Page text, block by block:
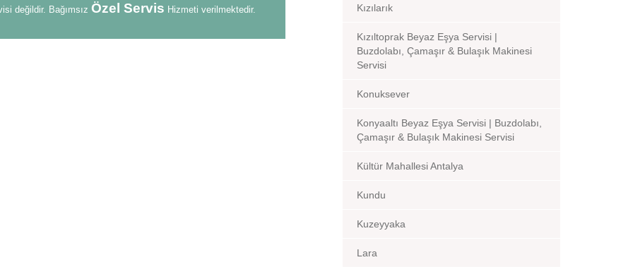
değildir. Bağımsız Özel Servis Hizmeti verilmektedir. Kızılarık
Kızıltoprak Beyaz Eşya Servisi |
Buzdolabı, Çamaşır & Bulaşık Makinesi
Servisi
Konuksever
Konyaaltı Beyaz Eşya Servisi | Buzdolabı,
Çamaşır & Bulaşık Makinesi Servisi
Kültür Mahallesi Antalya
Kundu
Kuzeyyaka
Lara